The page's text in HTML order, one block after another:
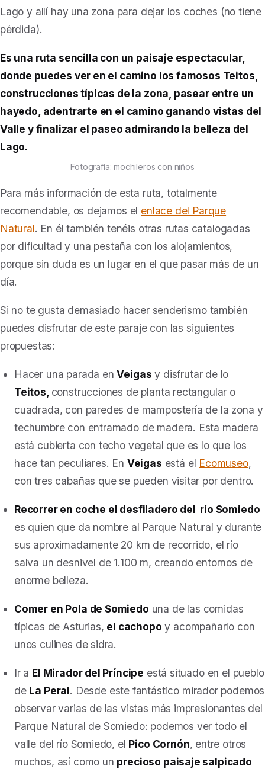
Lago y allí hay una zona para dejar los coches (no tiene
pérdida).
Es una ruta sencilla con un paisaje espectacular,
donde puedes ver en el camino los famosos Teitos,
construcciones típicas de la zona, pasear entre un
hayedo, adentrarte en el camino ganando vistas del
Valle y finalizar el paseo admirando la belleza del
Lago.
Fotografía: mochileros con niños
Para más información de esta ruta, totalmente
recomendable, os dejamos el enlace del Parque
Natural. En él también tenéis otras rutas catalogadas
por dificultad y una pestaña con los alojamientos,
porque sin duda es un lugar en el que pasar más de un
día.
Si no te gusta demasiado hacer senderismo también
puedes disfrutar de este paraje con las siguientes
propuestas:
Hacer una parada enVeigas y disfrutar de lo
Teitos, construcciones de planta rectangular o
cuadrada, con paredes de mampostería de la zona y
techumbre con entramado de madera. Esta madera
está cubierta con techo vegetal que es lo que los
hace tan peculiares. En Veigas está el Ecomuseo,
con tres cabañas que se pueden visitar por dentro.
Recorrer en coche el desfiladero del río Somiedo
es quien que da nombre al Parque Natural y durante
sus aproximadamente 20 km de recorrido, el río
salva un desnivel de 1.100 m, creando entornos de
enorme belleza.
Comer en Pola de Somiedo una de las comidas
típicas de Asturias, el cachopo y acompañarlo con
unos culines de sidra.
Ir a El Mirador del Príncipe está situado en el pueblo
de La Peral. Desde este fantástico mirador podemos
observar varias de las vistas más impresionantes del
Parque Natural de Somiedo: podemos ver todo el
valle del río Somiedo, el Pico Cornón, entre otros
muchos, así como un precioso paisaje salpicado